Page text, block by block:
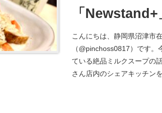
「
業で優しいう
スープでホッ
こんにちは、静岡県沼津市
（@pinchoss0817）です
ている絶品ミルクスープの
さん店内のシェアキッチン